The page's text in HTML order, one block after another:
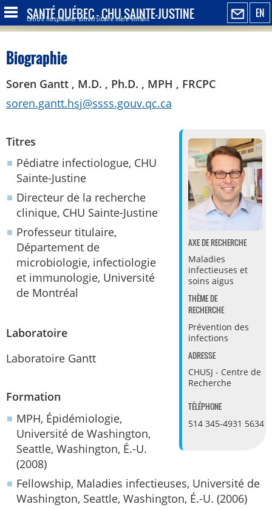
EN
SANTÉ QUÉBEC - CHU SAINTE-JUSTINE
Centre hospitalier universitaire mère-enfant
Biographie
Soren Gantt , M.D. , Ph.D. , MPH , FRCPC
soren.gantt.hsj@ssss.gouv.qc.ca
AXE DE RECHERCHE
Maladies
infectieuses et
soins aigus
THÈME DE
RECHERCHE
Prévention des
infections
ADRESSE
CHUSJ - Centre de
Recherche
TÉLÉPHONE
514 345-4931 5634
Titres
Pédiatre infectiologue, CHU
Sainte-Justine
Directeur de la recherche
clinique, CHU Sainte-Justine
Professeur titulaire,
Département de
microbiologie, infectiologie
et immunologie, Université
de Montréal
Laboratoire
Laboratoire Gantt
Formation
MPH, Épidémiologie,
Université de Washington,
Seattle, Washington, É.-U.
(2008)
Fellowship, Maladies infectieuses, Université de
Washington, Seattle, Washington, É.-U. (2006)